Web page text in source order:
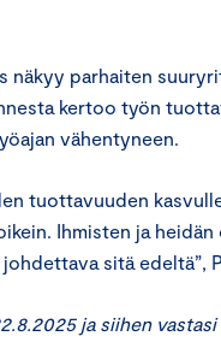
näkyy parhaiten
kertoo työn
vähentyneen.
tuottavuuden
Ihmisten ja heidän
sitä edeltä”,
ja siihen